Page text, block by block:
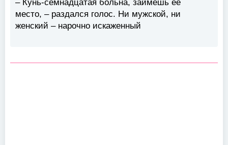
– Кунь-семнадцатая больна, займешь ее
место, – раздался голос. Ни мужской, ни
женский – нарочно искаженный